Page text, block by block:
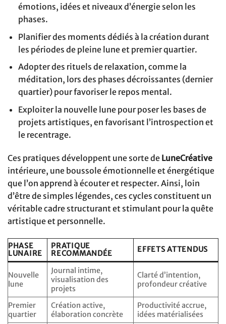
émotions, idées et niveaux d’énergie selon les
phases.
Planifier des moments dédiés à la création durant
les périodes de pleine lune et premier quartier.
Adopter des rituels de relaxation, comme la
méditation, lors des phases décroissantes (dernier
quartier) pour favoriser le repos mental.
Exploiter la nouvelle lune pour poser les bases de
projets artistiques, en favorisant l’introspection et
le recentrage.
Ces pratiques développent une sorte de LuneCréative
intérieure, une boussole émotionnelle et énergétique
que l’on apprend à écouter et respecter. Ainsi, loin
d’être de simples légendes, ces cycles constituent un
véritable cadre structurant et stimulant pour la quête
artistique et personnelle.
PHASE
LUNAIRE
PRATIQUE
RECOMMANDÉE
EFFETS ATTENDUS
Nouvelle
lune
Journal intime,
visualisation des
projets
Clarté d’intention,
profondeur créative
Premier
quartier
Création active,
élaboration concrète
Productivité accrue,
idées matérialisées